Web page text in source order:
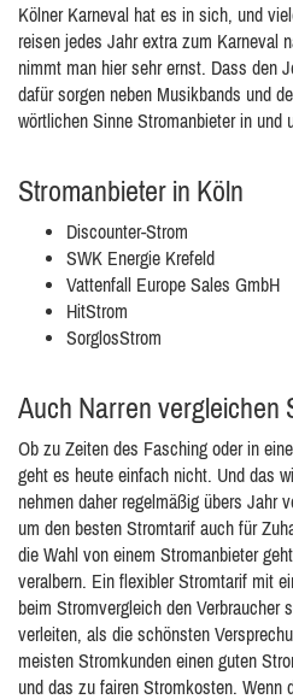
Kölner Karneval hat es in sich, und
reisen jedes Jahr extra zum Karneval
nimmt man hier sehr ernst. Dass den
dafür sorgen neben Musikbands und
wörtlichen Sinne Stromanbieter in und
Stromanbieter in Köln
Discounter-Strom
SWK Energie Krefeld
Vattenfall Europe Sales GmbH
HitStrom
SorglosStrom
Auch Narren vergleichen
Ob zu Zeiten des Fasching oder in
geht es heute einfach nicht. Und das
nehmen daher regelmäßig übers Jahr
um den besten Stromtarif auch für
die Wahl von einem Stromanbieter
veralbern. Ein flexibler Stromtarif mit
beim Stromvergleich den Verbraucher
verleiten, als die schönsten
meisten Stromkunden einen guten
und das zu fairen Stromkosten. Wenn